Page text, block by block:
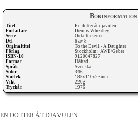
Bokinformation
Titel
En dotter åt djävulen
Författare
Dennis Wheatley
Serie
Ockulta serien
Del
6 av 8
Orginaltitel
To the Devil - A Daughter
Förlag
Stockholm : AWE/Geber
ISBN-10
9120047827
Format
Häftad
Språk
Svenska
Sidor
346
Storlek
185x110x23mm
Vikt
220g
Tryckår
1976
EN DOTTER ÅT DJÄVULEN